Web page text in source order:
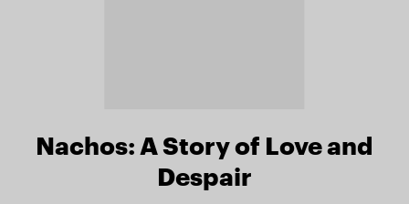
Nachos: A Story of Love and
Despair